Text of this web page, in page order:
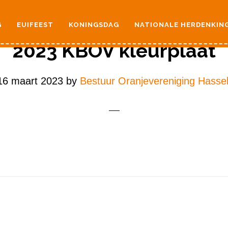
EUIFEEST KONINGSDAG NATIONALE
2023 KBOV kleurplaat
maart 2023by Bestuur Oranjevereniging